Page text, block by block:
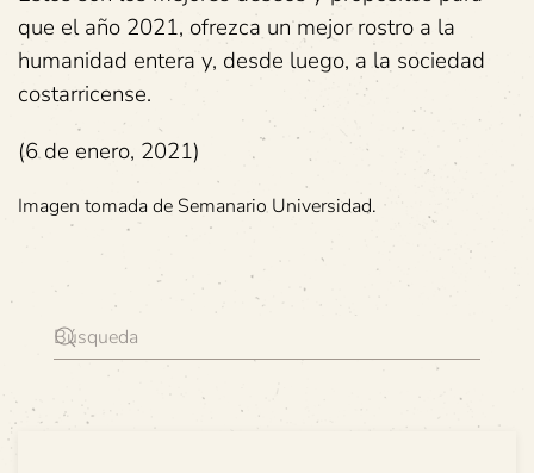
que el año 2021, ofrezca un mejor rostro a la
humanidad entera y, desde luego, a la sociedad
costarricense.
(6 de enero, 2021)
Imagen tomada de Semanario Universidad.